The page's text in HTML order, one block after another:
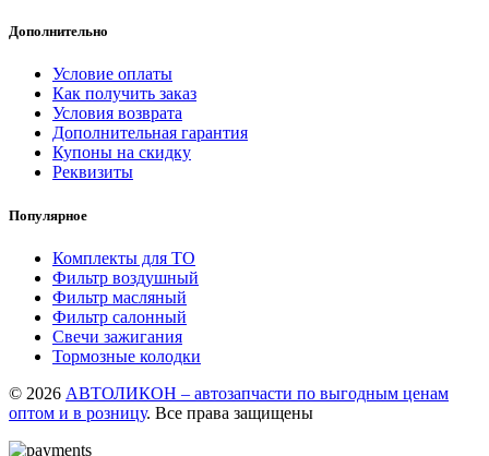
Дополнительно
Условие оплаты
Как получить заказ
Условия возврата
Дополнительная гарантия
Купоны на скидку
Реквизиты
Популярное
Комплекты для ТО
Фильтр воздушный
Фильтр масляный
Фильтр салонный
Свечи зажигания
Тормозные колодки
© 2026 АВТОЛИКОН – автозапчасти по выгодным ценам
оптом и в розницу. Все права защищены